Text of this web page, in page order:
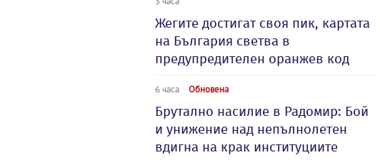
Жегите достигат своя пик, картата
на България светва в
предупредителен оранжев код
6 часа Обновена
Брутално насилие в Радомир: Бой
и унижение над непълнолетен
вдигна на крак институциите